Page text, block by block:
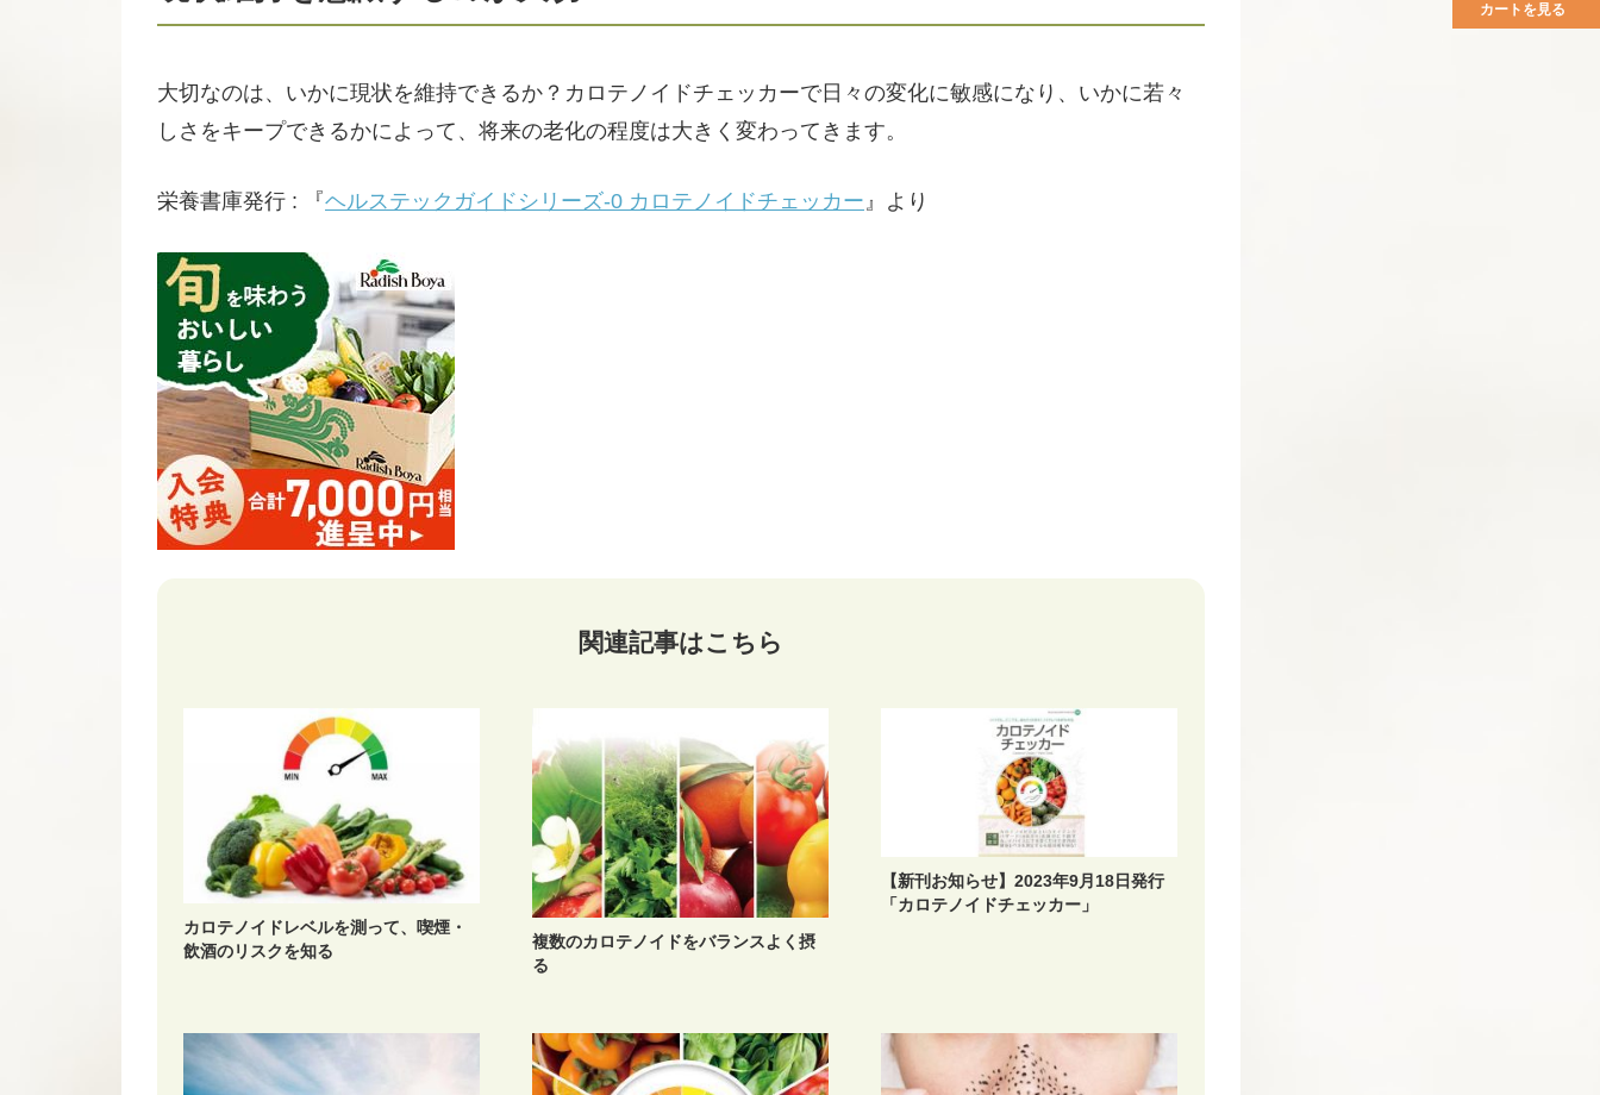
カートを見る
大切なのは、いかに現状を維持できるか？カロテノイドチェッカーで日々の変化に敏感になり、いかに若々
しさをキープできるかによって、将来の老化の程度は大きく変わってきます。
栄養書庫発行 : 『ヘルステックガイドシリーズ-0 カロテノイドチェッカー』より
関連記事はこちら
カロテノイドレベルを測って、喫煙・
飲酒のリスクを知る
複数のカロテノイドをバランスよく摂
る
【新刊お知らせ】2023年9月18日発行
「カロテノイドチェッカー」